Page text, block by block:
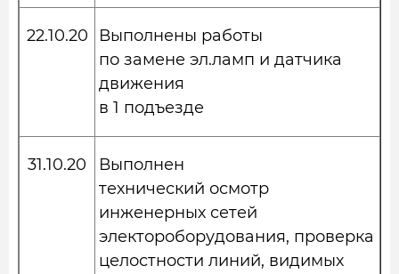
22.10.20
Выполнены работы
по замене эл.ламп и датчика
движения
в 1 подъезде
31.10.20
Выполнен
технический осмотр
инженерных сетей
электороборудования, проверка
целостности линий, видимых